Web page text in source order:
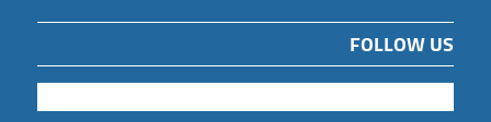
FOLLOW US